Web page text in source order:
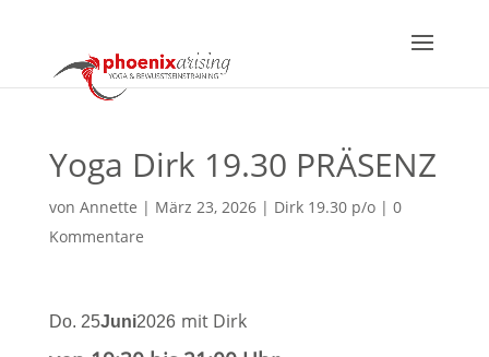
Yoga Dirk 19.30 PRÄSENZ
von Annette | März 23, 2026| Dirk 19.30 p/o| 0
Kommentare
Do. 25Juni2026 mit Dirk